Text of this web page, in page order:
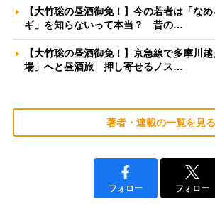
【大竹聡の昼酒御免！】今の若者は「な
ギ」を知らないって本当？ 昔の…
【大竹聡の昼酒御免！】京急線で多摩川
場」へと昼酒旅 押し寄せるノス…
著者・連載の一覧を見る
フォロー フォロー